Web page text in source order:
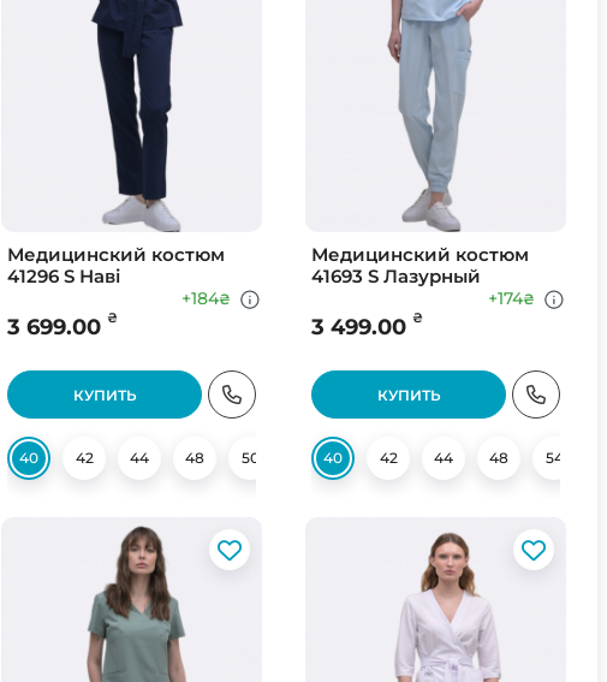
52 54
Медицинский костюм
41296 S Наві
3 699.00 ₴
+184₴
КУПИТЬ
40 42 44 48 50 52 54
Медицинский костюм
41693 S Лазурный
3 499.00 ₴
+174₴
КУПИТЬ
40 42 44 48 54